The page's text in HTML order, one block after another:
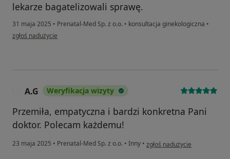
lekarze bagatelizowali sprawę.
31 maja 2025 • Prenatal-Med Sp. z o.o. • konsultacja ginekologiczna •
w opinii użytkownika Sandra
zgłoś nadużycie
A.G Weryfikacja wizyty
Przemiła, empatyczna i bardzi konkretna Pani
doktor. Polecam każdemu!
23 maja 2025 • Prenatal-Med Sp. z o.o. • Inny • w opinii użytkownika A.G
zgłoś nadużycie